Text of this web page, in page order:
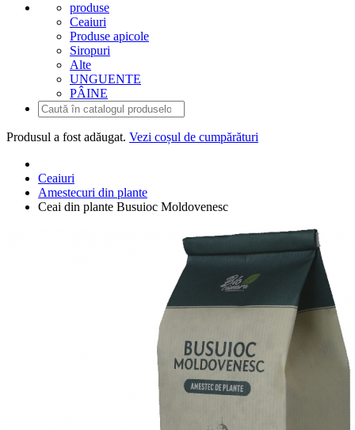
produse
Ceaiuri
Produse apicole
Siropuri
Alte
UNGUENTE
PÂINE
Produsul a fost adăugat. Vezi coșul de cumpărături
Ceaiuri
Amestecuri din plante
Ceai din plante Busuioc Moldovenesc
Ceai din plante Busuioc Moldovenesc